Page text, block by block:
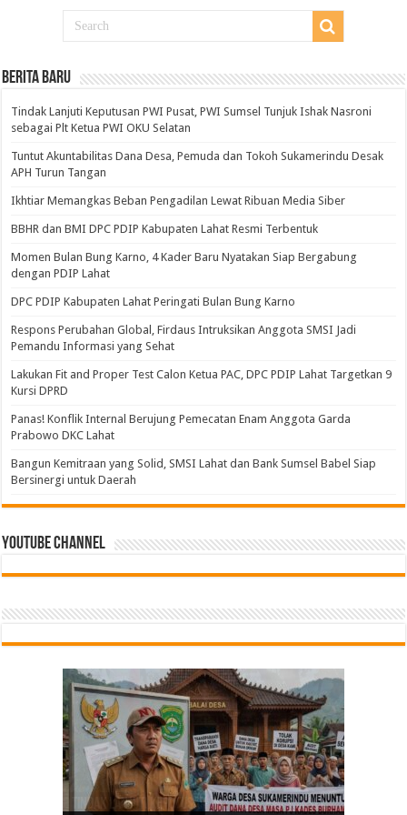
BERITA BARU
Tindak Lanjuti Keputusan PWI Pusat, PWI Sumsel Tunjuk Ishak Nasroni
sebagai Plt Ketua PWI OKU Selatan
Tuntut Akuntabilitas Dana Desa, Pemuda dan Tokoh Sukamerindu Desak
APH Turun Tangan
Ikhtiar Memangkas Beban Pengadilan Lewat Ribuan Media Siber
BBHR dan BMI DPC PDIP Kabupaten Lahat Resmi Terbentuk
Momen Bulan Bung Karno, 4 Kader Baru Nyatakan Siap Bergabung
dengan PDIP Lahat
DPC PDIP Kabupaten Lahat Peringati Bulan Bung Karno
Respons Perubahan Global, Firdaus Intruksikan Anggota SMSI Jadi
Pemandu Informasi yang Sehat
Lakukan Fit and Proper Test Calon Ketua PAC, DPC PDIP Lahat Targetkan 9
Kursi DPRD
Panas! Konflik Internal Berujung Pemecatan Enam Anggota Garda
Prabowo DKC Lahat
Bangun Kemitraan yang Solid, SMSI Lahat dan Bank Sumsel Babel Siap
Bersinergi untuk Daerah
Youtube Channel
Tindak Lanjuti Keputusan PWI Pusat, PWI Sumsel
Bangun Kemitraan yang Solid, SMSI Lahat dan
PGRI Sumsel Gercep Konsolidasi, Riza Pahlevi